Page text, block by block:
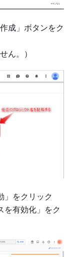
成」ボタンをク
ん。）
」をクリック
を有効化」をク